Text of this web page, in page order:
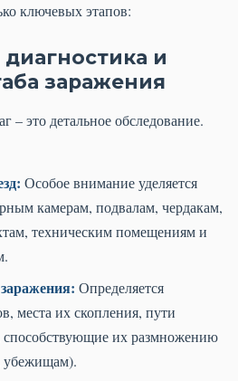
ключевых этапов:
и
заражения
это детальное обследование.
Особое внимание уделяется
камерам, подвалам, чердакам,
техническим помещениям и
Определяется
места их скопления, пути
их размножению
убежищам).